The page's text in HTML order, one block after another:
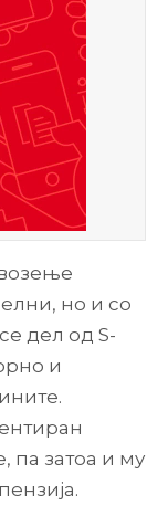
но и со
дел од S-
и
па затоа и му